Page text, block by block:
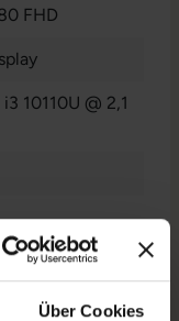
Über Cookies
FHD
10110U @ 2,1